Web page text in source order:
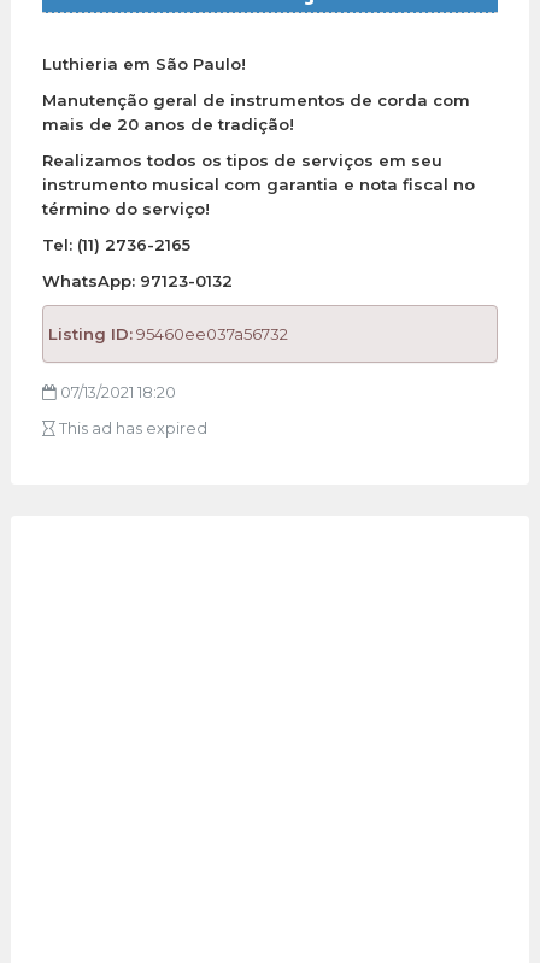
Luthieria em São Paulo!
Manutenção geral de instrumentos de corda com
mais de 20 anos de tradição!
Realizamos todos os tipos de serviços em seu
instrumento musical com garantia e nota fiscal no
término do serviço!
Tel: (11) 2736-2165
WhatsApp: 97123-0132
Listing ID:95460ee037a56732
07/13/2021 18:20
This ad has expired